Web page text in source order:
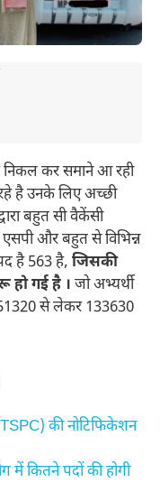
कर समाने आ रही
है उनके लिए अच्छी
बहुत सी वैकेंसी
एसपी और बहुत से विभिन्न
है 563 है, जिसकी
हो गई है । जो अभ्यर्थी
51320 से लेकर 133630
की नोटिफिकेशन
में कितने पदों की होगी